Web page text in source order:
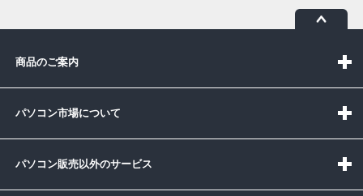
商品のご案内
パソコン市場について
パソコン販売以外のサービス